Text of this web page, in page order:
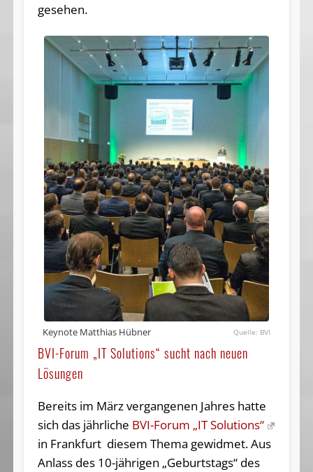
gesehen.
Keynote Matthias Hübner BVI
BVI-Forum „IT Solutions“ sucht nach neuen
Lösungen
Bereits im März vergangenen Jahres hatte
sich das jährliche BVI-Forum „IT Solutions“
in Frankfurt diesem Thema gewidmet. Aus
Anlass des 10-jährigen „Geburtstags“ des